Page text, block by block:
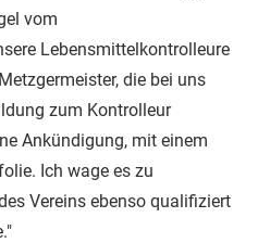
vom
Lebensmittelkontrolleure
die bei uns
zum Kontrolleur
Ankündigung, mit einem
Ich wage es zu
Vereins ebenso qualifiziert